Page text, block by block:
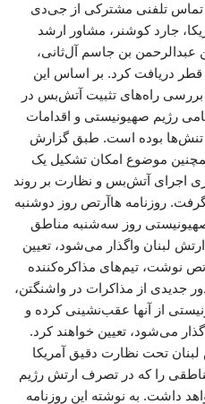
تماس تلفنی مشترکی از جی‌دی
جارد کوشنر، مشاور ارشد
عبدالرحمن بن جاسم آل‌ثانی،
دریافت کرد. بر اساس این
راه‌های تثبیت آتش‌بس در
رژیم صهیونیستی و اقدامات
تنش‌ها بوده است. طبق گزارش
موضوع امکان تشکیل یک
اجرای آتش‌بس و نظارت بر روند
روزنامه هاآرتص روز دوشنبه
روز سه‌شنبه مناطق
لبنان واگذار می‌شود، تعیین
نوشت، تیم‌های مذاکره‌کننده
جدیدی از مذاکرات در واشنگتن،
از آنها عقب‌نشینی کرده و
می‌شود، تعیین خواهند کرد.
تحت نظارت دقیق آمریکا
را که در تصرف ارتش رژیم
داشت. به نوشته این روزنامه